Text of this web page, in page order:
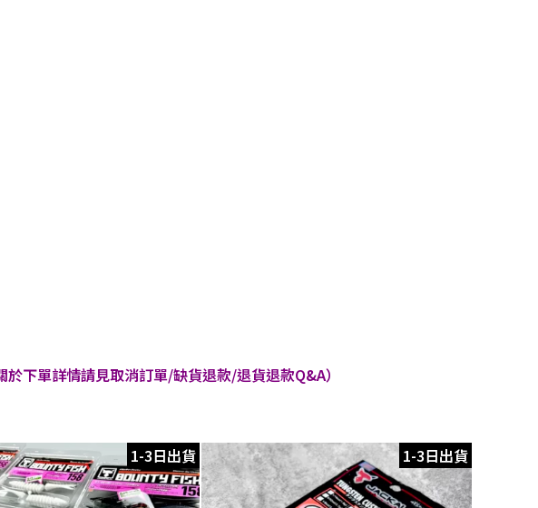
於下單詳情請見取消訂單/缺貨退款/退貨退款Q&A）
1-3日出貨 1-3日出貨